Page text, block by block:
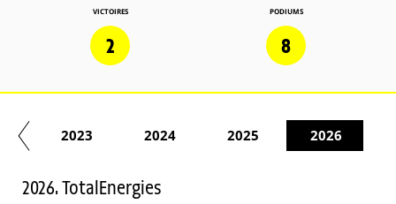
VICTOIRES
2
PODIUMS
8
2023 2024 2025 2026
2026. TotalEnergies